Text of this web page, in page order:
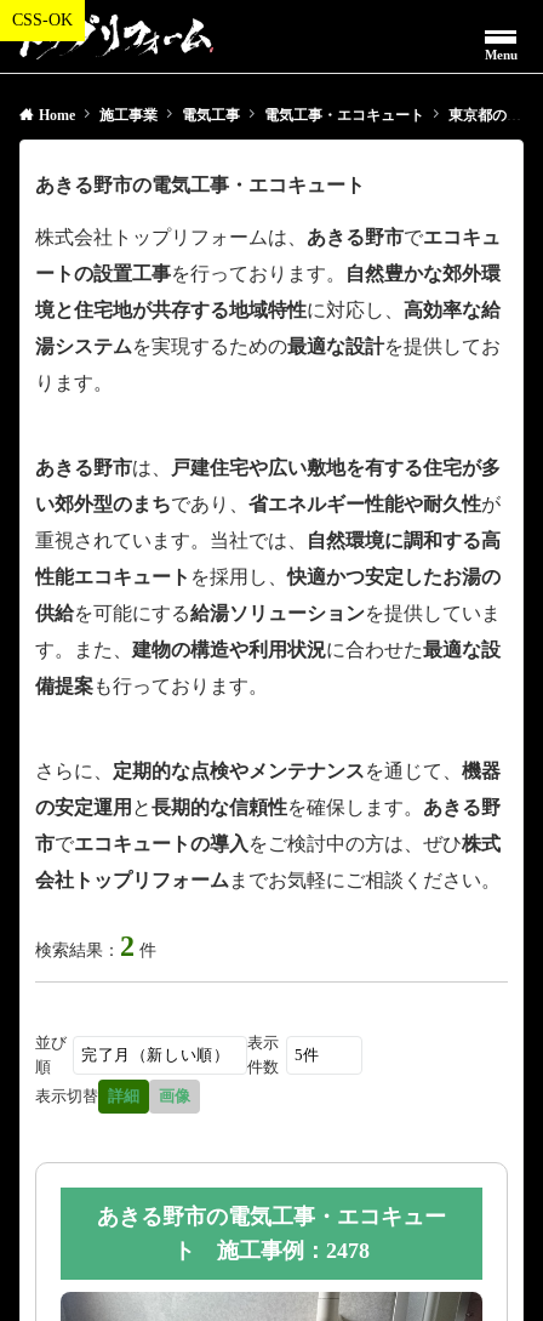
Menu
Home 施工事業 電気工事 電気工事・エコキュート 東京都の電気工事・エコキュート
あきる野市の電気工事・エコキュート
株式会社トップリフォームは、 あきる野市でエコキュ
ートの設置工事を行っております。
自然豊かな郊外環
境と住宅地が共存する地域特性に対応し、 高効率な給
湯システムを実現するための最適な設計を提供してお
ります。
あきる野市は、
戸建住宅や広い敷地を有する住宅が多
い郊外型のまちであり、 省エネルギー性能や耐久性が
重視されています。当社では、
自然環境に調和する高
性能エコキュート を採用し、快適かつ安定したお湯の
供給を可能にする給湯ソリューションを提供していま
す。また、 建物の構造や利用状況に合わせた最適な設
備提案も行っております。
さらに、 定期的な点検やメンテナンスを通じて、 機器
の安定運用 と長期的な信頼性を確保します。 あきる野
市でエコキュートの導入 をご検討中の方は、ぜひ株式
会社トップリフォーム までお気軽にご相談ください。
検索結果： 2 件
並び
順
表示
件数
表示切替 詳細 画像
あきる野市の電気工事・エコキュー
ト 施工事例：2478